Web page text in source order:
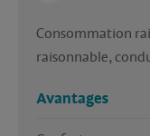
Consommation
raisonnable,
Avantages